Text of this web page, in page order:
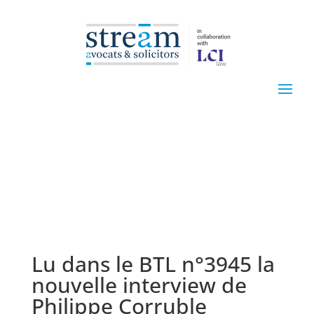
Lu dans le BTL n°3945 la
nouvelle interview de
Philippe Corruble